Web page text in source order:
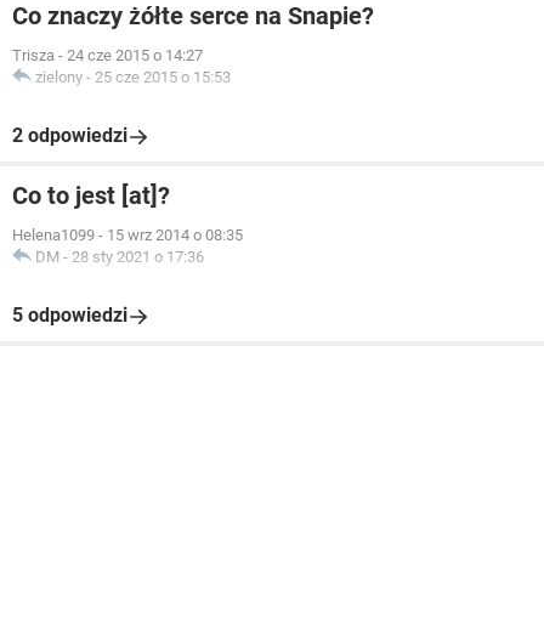
Co znaczy żółte serce na Snapie?
Trisza - 24 cze 2015 o 14:27
zielony - 25 cze 2015 o 15:53
2 odpowiedzi
Co to jest [at]?
Helena1099 - 15 wrz 2014 o 08:35
DM - 28 sty 2021 o 17:36
5 odpowiedzi